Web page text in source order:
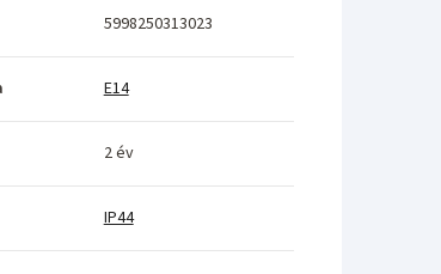
5998250313023
E14
2 év
IP44